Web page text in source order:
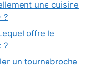
une cuisine
?
offre le
?
un tournebroche